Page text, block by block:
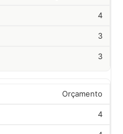
4
3
3
Orçamento
4